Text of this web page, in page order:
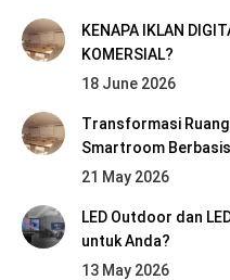
KENAPA IKLAN
KOMERSIAL?
18 June 2026
Transformasi
Smartroom Berbasis
21 May 2026
LED Outdoor dan
untuk Anda?
13 May 2026